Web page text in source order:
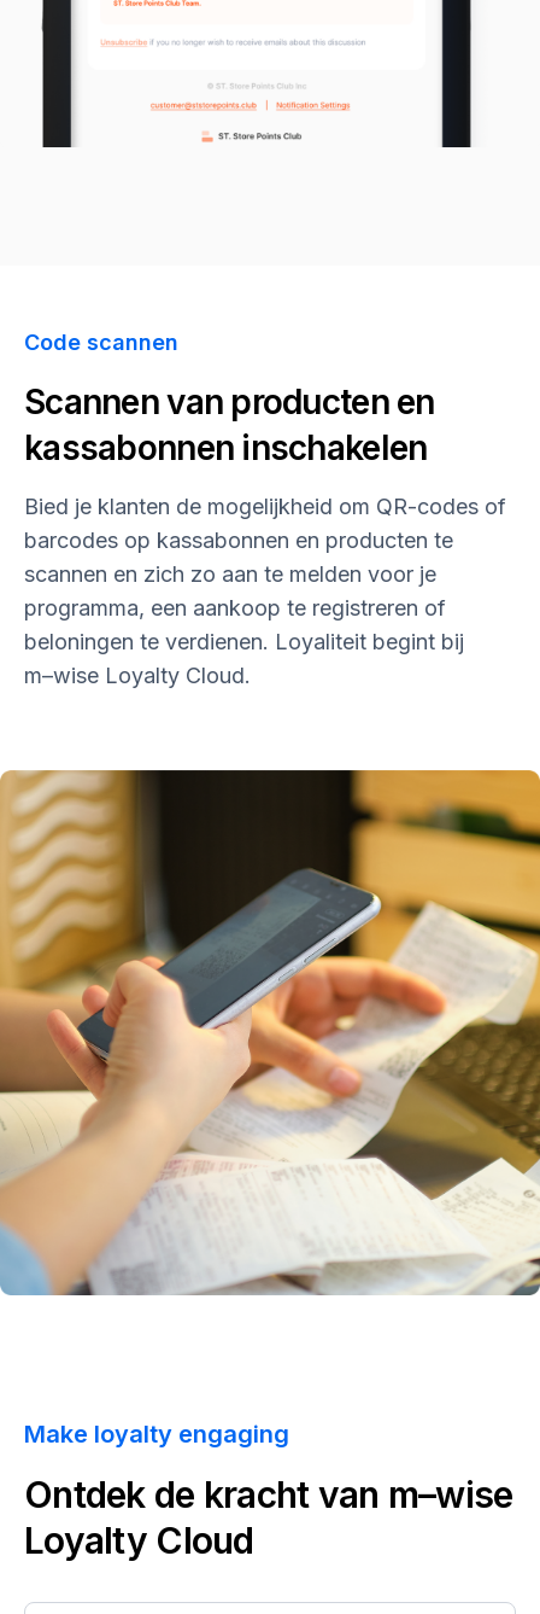
Code scannen
Scannen van producten en
kassabonnen inschakelen
Bied je klanten de mogelijkheid om QR-codes of
barcodes op kassabonnen en producten te
scannen en zich zo aan te melden voor je
programma, een aankoop te registreren of
beloningen te verdienen. Loyaliteit begint bij
m–wise Loyalty Cloud.
Make loyalty engaging
Ontdek de kracht van m–wise
Loyalty Cloud